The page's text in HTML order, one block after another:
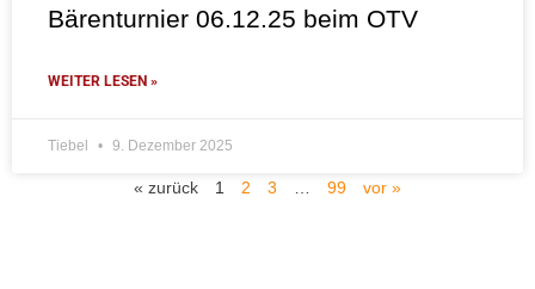
Bärenturnier 06.12.25 beim OTV
WEITER LESEN »
Tiebel 9. Dezember 2025
« zurück 1 2 3 99 vor »